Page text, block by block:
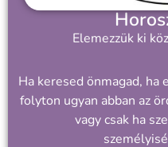
Elemezzük ki
Ha keresed önmagad, ha
folyton ugyan abban az
vagy csak ha